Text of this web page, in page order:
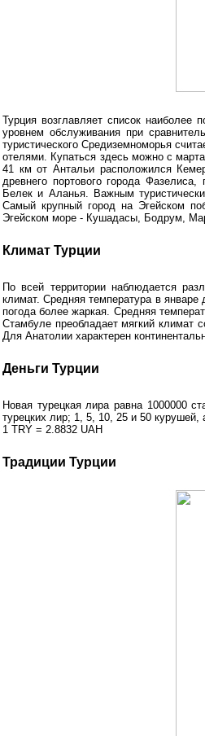
Турция возглавляет список
уровнем обслуживания при
туристического Средиземноморья
отелями. Купаться здесь можно с
41 км от Антальи расположился
древнего портового города
Белек и Аланья. Важным
Самый крупный город на Эгейском
Эгейском море - Кушадасы, Бодрум,
Климат Турции
По всей территории наблюдается
климат. Средняя температура в
погода более жаркая. Средняя
Стамбуле преобладает мягкий климат
Для Анатолии характерен
Деньги Турции
Новая турецкая лира равна 1000000
турецких лир; 1, 5, 10, 25 и 50 курушей,
1 TRY = 2.8832 UAH
Традиции Турции